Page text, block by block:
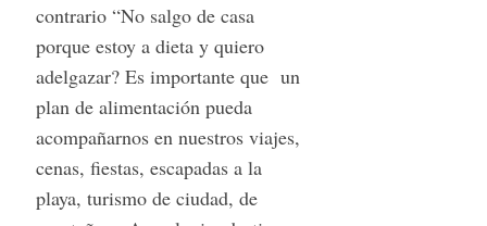
contrario “No salgo de casa
porque estoy a dieta y quiero
adelgazar? Es importante que un
plan de alimentación pueda
acompañarnos en nuestros viajes,
cenas, fiestas, escapadas a la
playa, turismo de ciudad, de